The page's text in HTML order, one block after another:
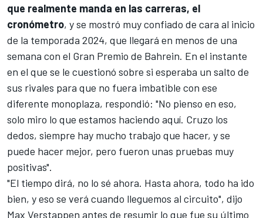
que realmente manda en las carreras, el
cronómetro, y se mostró muy confiado de cara al inicio
de la temporada 2024, que llegará en menos de una
semana con el Gran Premio de Bahrein. En el instante
en el que se le cuestionó sobre si esperaba un salto de
sus rivales para que no fuera imbatible con ese
diferente monoplaza, respondió: "No pienso en eso,
solo miro lo que estamos haciendo aquí. Cruzo los
dedos, siempre hay mucho trabajo que hacer, y se
puede hacer mejor, pero fueron unas pruebas muy
positivas".
"El tiempo dirá, no lo sé ahora. Hasta ahora, todo ha ido
bien, y eso se verá cuando lleguemos al circuito", dijo
Max Verstappen antes de resumir lo que fue su último